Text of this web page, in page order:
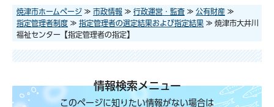
焼津市ホームページ ≫ 市政情報 ≫ 行政運営・監査 ≫ 公有財産 ≫
指定管理者制度 ≫ 指定管理者の選定結果および指定結果 ≫ 焼津市大井川
福祉センター【指定管理者の指定】
情報検索メニュー
このページに知りたい情報がない場合は